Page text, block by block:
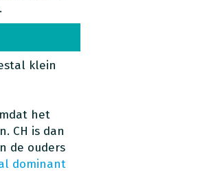
klein
het
CH is dan
de ouders
dominant